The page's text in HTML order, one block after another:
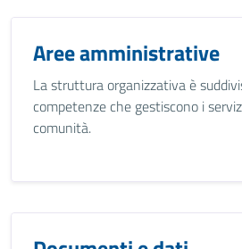
Aree amministrative
La struttura organizzativa è
competenze che gestiscono i
comunità.